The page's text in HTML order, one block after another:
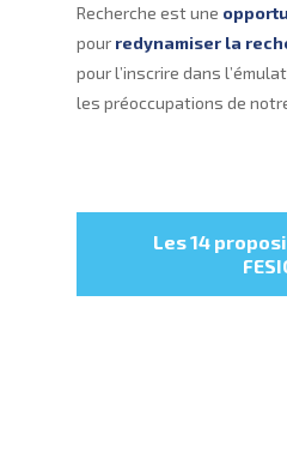
Recherche est une
pour redynamiser la
pour l’inscrire dans
les préoccupations de
Les 14